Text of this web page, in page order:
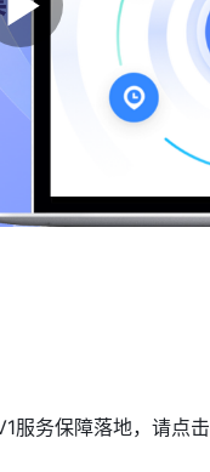
服务保障落地，请点击